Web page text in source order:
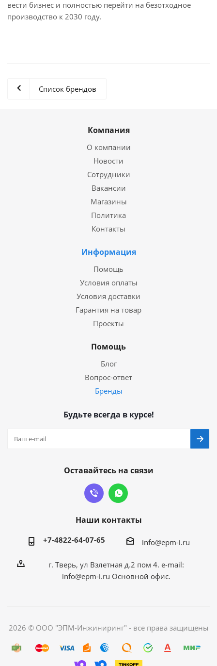
вести бизнес и полностью перейти на безотходное
производство к 2030 году.
Список брендов
Компания
О компании
Новости
Сотрудники
Вакансии
Магазины
Политика
Контакты
Информация
Помощь
Условия оплаты
Условия доставки
Гарантия на товар
Проекты
Помощь
Блог
Вопрос-ответ
Бренды
Будьте всегда в курсе!
Оставайтесь на связи
Наши контакты
+7-4822-64-07-65 info@epm-i.ru
г. Тверь, ул Взлетная д.2 пом 4. e-mail:
info@epm-i.ru Основной офис.
2026 © ООО "ЭПМ-Инжиниринг" - все права защищены